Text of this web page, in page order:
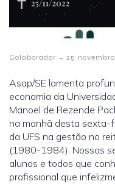
Colaborador - 25
Asap/SE lamenta
economia da
Manoel de Rezende
na manhã desta sexta-
da UFS na gestão no
(1980-1984). Nossos
alunos e todos que
profissional que